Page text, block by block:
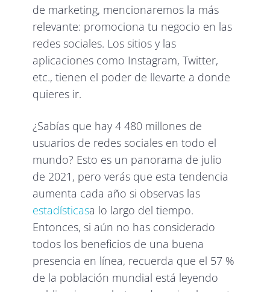
de marketing, mencionaremos la más
relevante: promociona tu negocio en las
redes sociales. Los sitios y las
aplicaciones como Instagram, Twitter,
etc., tienen el poder de llevarte a donde
quieres ir.
¿Sabías que hay 4 480 millones de
usuarios de redes sociales en todo el
mundo? Esto es un panorama de julio
de 2021, pero verás que esta tendencia
aumenta cada año si observas las
estadísticasa lo largo del tiempo.
Entonces, si aún no has considerado
todos los beneficios de una buena
presencia en línea, recuerda que el 57 %
de la población mundial está leyendo